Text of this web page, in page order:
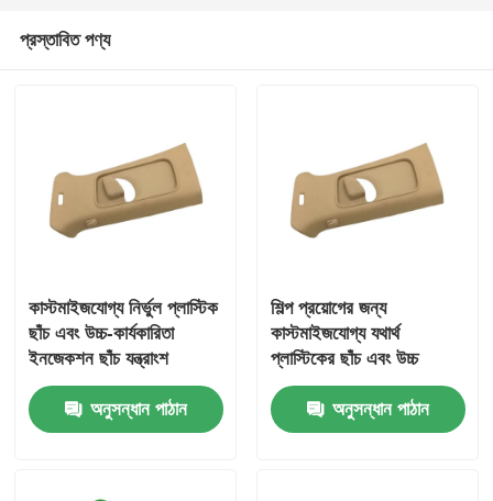
প্লাস্টিকের ছাঁচ উপাদান
প্রস্তাবিত পণ্য
কাস্টমাইজযোগ্য নির্ভুল প্লাস্টিক
ছাঁচ এবং উচ্চ-কার্যকারিতা
ইনজেকশন ছাঁচ যন্ত্রাংশ
অনুসন্ধান পাঠান
শিল্প প্রয়োগের জন্য
কাস্টমাইজযোগ্য যথার্থ
প্লাস্টিকের ছাঁচ এবং উচ্চ
কার্যকারিতা প্লাস্টিকের অংশ
অনুসন্ধান পাঠান